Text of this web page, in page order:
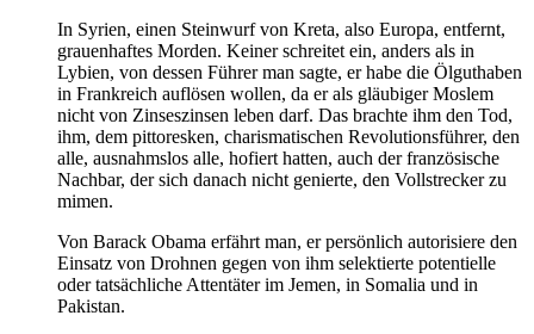
In Syrien, einen Steinwurf von Kreta, also Europa, entfernt,
grauenhaftes Morden. Keiner schreitet ein, anders als in
Lybien, von dessen Führer man sagte, er habe die Ölguthaben
in Frankreich auflösen wollen, da er als gläubiger Moslem
nicht von Zinseszinsen leben darf. Das brachte ihm den Tod,
ihm, dem pittoresken, charismatischen Revolutionsführer, den
alle, ausnahmslos alle, hofiert hatten, auch der französische
Nachbar, der sich danach nicht genierte, den Vollstrecker zu
mimen.
Von Barack Obama erfährt man, er persönlich autorisiere den
Einsatz von Drohnen gegen von ihm selektierte potentielle
oder tatsächliche Attentäter im Jemen, in Somalia und in
Pakistan.